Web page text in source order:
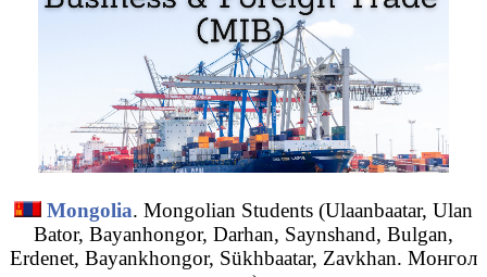
Mongolia. Mongolian Students (Ulaanbaatar, Ulan
Bator, Bayanhongor, Darhan, Saynshand, Bulgan,
Erdenet, Bayankhongor, Sükhbaatar, Zavkhan. Монгол